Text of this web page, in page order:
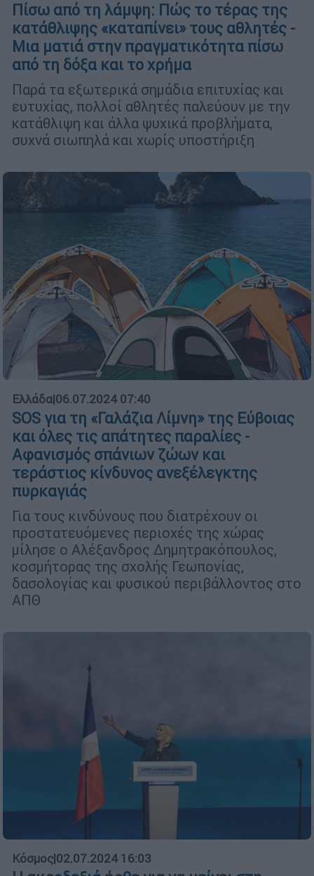
Πίσω από τη λάμψη: Πώς το τέρας της
κατάθλιψης «καταπίνει» τους αθλητές -
Μια ματιά στην πραγματικότητα πίσω
από τη δόξα και το χρήμα
Παρά τα εξωτερικά σημάδια επιτυχίας και
ευτυχίας, πολλοί αθλητές παλεύουν με την
κατάθλιψη και άλλα ψυχικά προβλήματα,
συχνά σιωπηλά και χωρίς υποστήριξη
Ελλάδα|06.07.2024 07:40
SOS για τη «Γαλάζια Λίμνη» της Εύβοιας
και όλες τις απάτητες παραλίες -
Αφανισμός σπάνιων ζώων και
τεράστιος κίνδυνος ανεξέλεγκτης
πυρκαγιάς
Για τους κινδύνους που διατρέχουν οι
προστατευόμενες περιοχές της χώρας
μίλησε ο Αλέξανδρος Δημητρακόπουλος,
κοσμήτορας της σχολής Γεωπονίας,
δασολογίας και φυσικού περιβάλλοντος στο
ΑΠΘ
Κόσμος|02.07.2024 16:03